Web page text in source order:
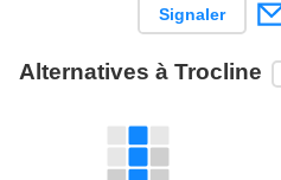
Signaler
Alternatives à Trocline